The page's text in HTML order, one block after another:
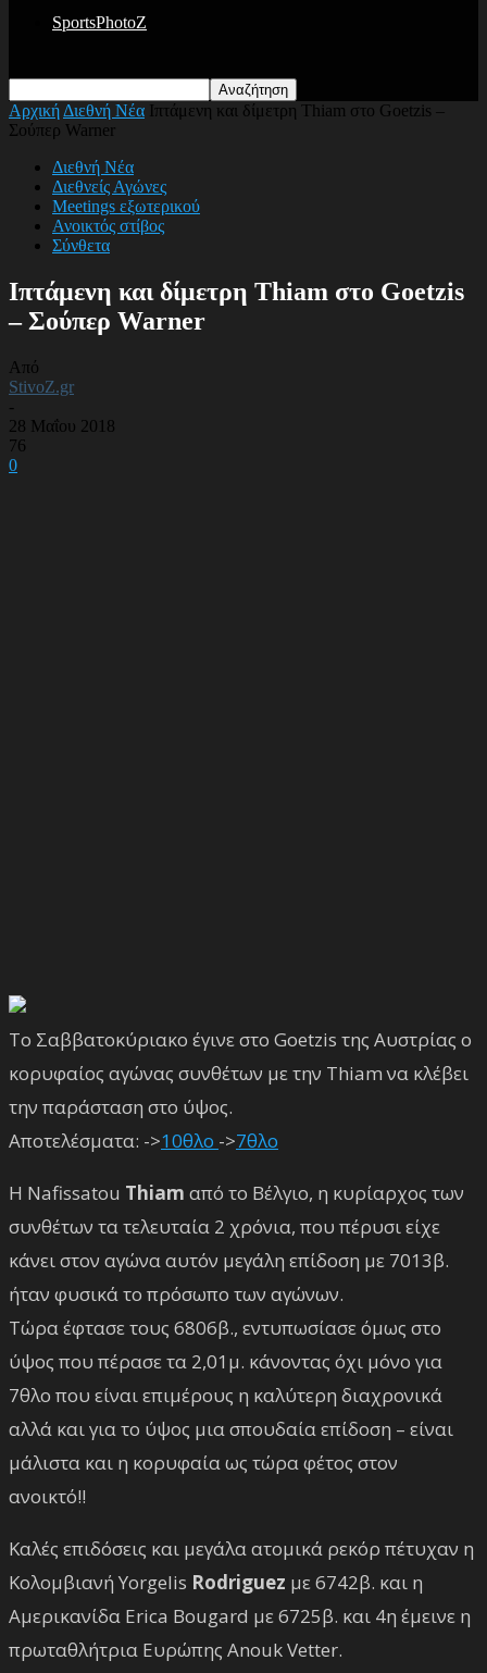
SportsPhotoZ
Αρχική Διεθνή Νέα Ιπτάμενη και δίμετρη Thiam στο Goetzis –
Σούπερ Warner
Διεθνή Νέα
Διεθνείς Αγώνες
Meetings εξωτερικού
Ανοικτός στίβος
Σύνθετα
Ιπτάμενη και δίμετρη Thiam στο Goetzis
– Σούπερ Warner
Από
StivoZ.gr
-
28 Μαΐου 2018
76
0
Το Σαββατοκύριακο έγινε στο Goetzis της Αυστρίας ο
κορυφαίος αγώνας συνθέτων με την Thiam να κλέβει
την παράσταση στο ύψος.
Αποτελέσματα: ->10θλο ->7θλο
Η Nafissatou Thiam από το Βέλγιο, η κυρίαρχος των
συνθέτων τα τελευταία 2 χρόνια, που πέρυσι είχε
κάνει στον αγώνα αυτόν μεγάλη επίδοση με 7013β.
ήταν φυσικά το πρόσωπο των αγώνων.
Τώρα έφτασε τους 6806β., εντυπωσίασε όμως στο
ύψος που πέρασε τα 2,01μ. κάνοντας όχι μόνο για
7θλο που είναι επιμέρους η καλύτερη διαχρονικά
αλλά και για το ύψος μια σπουδαία επίδοση – είναι
μάλιστα και η κορυφαία ως τώρα φέτος στον
ανοικτό!!
Καλές επιδόσεις και μεγάλα ατομικά ρεκόρ πέτυχαν η
Κολομβιανή Yorgelis Rodriguez με 6742β. και η
Αμερικανίδα Erica Bougard με 6725β. και 4η έμεινε η
πρωταθλήτρια Ευρώπης Anouk Vetter.